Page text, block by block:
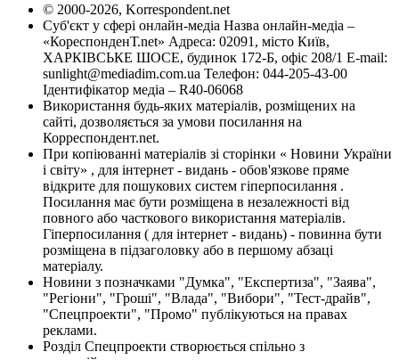
© 2000-2026, Korrespondent.net
Суб'єкт у сфері онлайн-медіа Назва онлайн-медіа –
«КореспонденТ.net» Адреса: 02091, місто Київ,
ХАРКІВСЬКЕ ШОСЕ, будинок 172-Б, офіс 208/1 E-mail:
sunlight@mediadim.com.ua Телефон: 044-205-43-00
Ідентифікатор медіа – R40-06068
Використання будь-яких матеріалів, розміщених на
сайті, дозволяється за умови посилання на
Корреспондент.net.
При копіюванні матеріалів зі сторінки « Новини України
і світу» , для інтернет - видань - обов'язкове пряме
відкрите для пошукових систем гіперпосилання .
Посилання має бути розміщена в незалежності від
повного або часткового використання матеріалів.
Гіперпосилання ( для інтернет - видань) - повинна бути
розміщена в підзаголовку або в першому абзаці
матеріалу.
Новини з позначками "Думка", "Експертиза", "Заява",
"Регіони", "Гроші", "Влада", "Вибори", "Тест-драйв",
"Спецпроекти", "Промо" публікуються на правах
реклами.
Розділ Спецпроекти створюється спільно з